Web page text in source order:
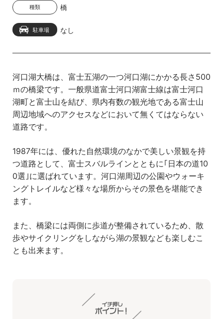
種類 橋
駐車場 なし
河口湖大橋は、富士五湖の一つ河口湖にかかる長さ500
ｍの橋梁です。一般県道富士河口湖富士線は富士河口
湖町と富士山を結び、県内有数の観光地である富士山
周辺地域へのアクセスなどにおいて無くてはならない
道路です。
1987年には、優れた自然環境のなかで美しい景観を持
つ道路として、富士スバルラインとともに｢日本の道10
0選｣に選ばれています。河口湖周辺の公園やウォーキ
ングトレイルなど様々な場所からその景色を堪能でき
ます。
また、橋梁には両側に歩道が整備されているため、散
歩やサイクリングをしながら湖の景観なども楽しむこ
とも出来ます。